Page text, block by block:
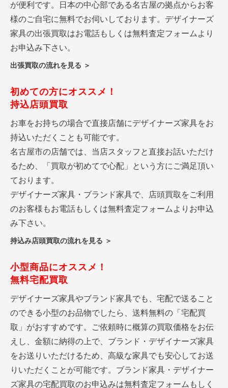
が便利です。日本の中心部である名古屋の拠点からお客
様のご自宅に無料でお伺いしております。デザイナーズ
家具の出張買取はお電話もしくは無料査定フォームより
お申込み下さい。
出張買取の流れを見る ＞
初めての方にオススメ！
持込店頭買取
お車をお持ちの場合で直接店舗にデザイナーズ家具をお
持込いただくことも可能です。
名古屋市の店舗では、当店スタッフと直接お話いただけ
るため、「買取が初めてで心配」という方にご満足頂い
ております。
デザイナーズ家具・ブランド家具で、店頭買取をご利用
のお客様もお電話もしくは無料査定フォームよりお申込
み下さい。
持込み店頭買取の流れを見る ＞
小型商品にオススメ！
無料宅配買取
デザイナーズ家具やブランド家具でも、宅配で送ること
のできる小型のお品物でしたら、送料無料の「宅配買
取」がおすすめです。ご依頼時に概算の買取価格をお伝
えし、金額に納得の上で、ブランド・デザイナーズ家具
をお送りいただけるため、高級な家具でも安心してお送
りいただくことが可能です。ブランド家具・デザイナー
ズ家具の宅配買取のお申込みは無料査定フォームもしく